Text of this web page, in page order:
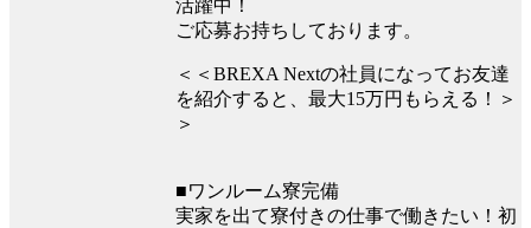
活躍中！
ご応募お持ちしております。
＜＜BREXA Nextの社員になってお友達
を紹介すると、最大15万円もらえる！＞
＞
■ワンルーム寮完備
実家を出て寮付きの仕事で働きたい！初